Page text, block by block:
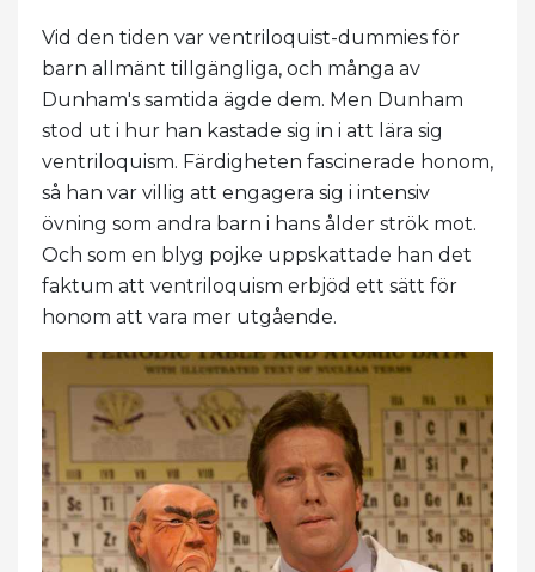
Vid den tiden var ventriloquist-dummies för
barn allmänt tillgängliga, och många av
Dunham's samtida ägde dem. Men Dunham
stod ut i hur han kastade sig in i att lära sig
ventriloquism. Färdigheten fascinerade honom,
så han var villig att engagera sig i intensiv
övning som andra barn i hans ålder strök mot.
Och som en blyg pojke uppskattade han det
faktum att ventriloquism erbjöd ett sätt för
honom att vara mer utgående.